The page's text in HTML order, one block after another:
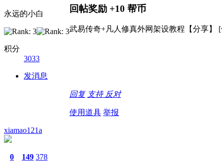
永远的小白
积分
3033
发消息
回帖奖励 +10 帮币
武易传奇+凡人修真外网架设教程【分享】
回复 支持 反对
使用道具 举报
xiamao121a
0 149 378